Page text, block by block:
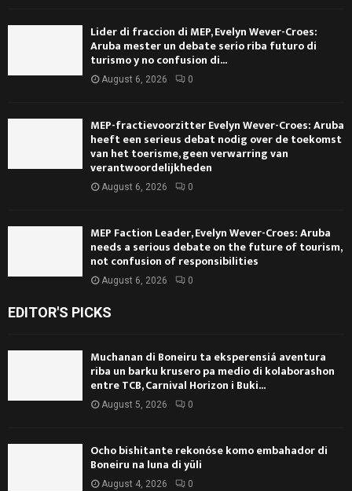
Lider di fraccion di MEP, Evelyn Wever-Croes:
Aruba mester un debate serio riba futuro di
turismo y no confusion di...
August 6, 2026 0
MEP-fractievoorzitter Evelyn Wever-Croes: Aruba
heeft een serieus debat nodig over de toekomst
van het toerisme, geen verwarring van
verantwoordelijkheden
August 6, 2026 0
MEP Faction Leader, Evelyn Wever-Croes: Aruba
needs a serious debate on the future of tourism,
not confusion of responsibilities
August 6, 2026 0
EDITOR'S PICKS
Muchanan di Boneiru ta eksperensiá aventura
riba un barku krusero pa medio di kolaborashon
entre TCB, Carnival Horizon i Buki...
August 5, 2026 0
Ocho bishitante rekonóse komo embahador di
Boneiru na luna di yüli
August 4, 2026 0